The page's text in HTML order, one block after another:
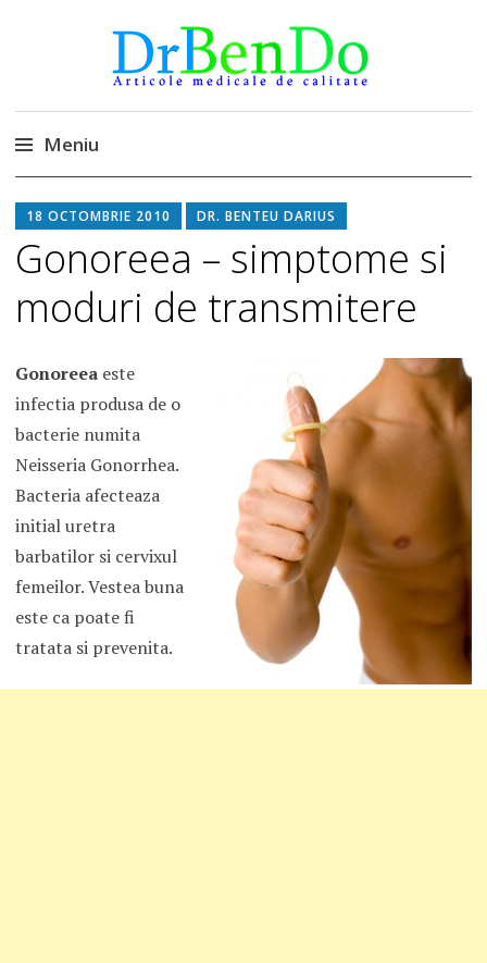
DrBendo.ro
Alimentatia sa iti fie medicatia
Meniu
la
conținut
18 OCTOMBRIE 2010 DR. BENTEU DARIUS
Gonoreea – simptome si
moduri de transmitere
Gonoreeaeste
infectia produsa de o
bacterie numita
Neisseria Gonorrhea.
Bacteria afecteaza
initial uretra
barbatilor si cervixul
femeilor. Vestea buna
este ca poate fi
tratata si prevenita.